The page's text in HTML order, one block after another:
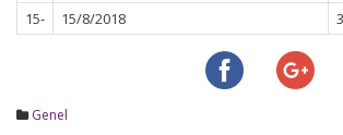
15- 15/8/2018
Genel